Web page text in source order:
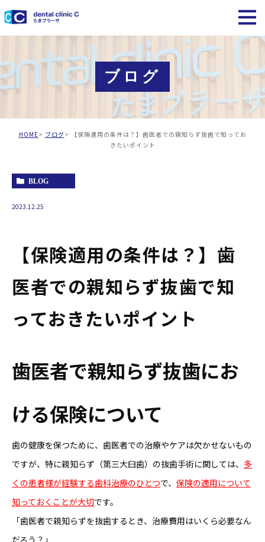
ブログ
HOME ブログ
【保険適用の条件は？】歯医者での親知らず抜歯で知ってお
きたいポイント
BLOG
2023.12.25
【保険適用の条件は？】歯
医者での親知らず抜歯で知
っておきたいポイント
歯医者で親知らず抜歯にお
ける保険について
歯の健康を保つために、歯医者での治療やケアは欠かせないもの
ですが、特に親知らず（第三大臼歯）の抜歯手術に関しては、 多
くの患者様が経験する歯科治療のひとつで、 保険の適用について
知っておくことが大切です。
「歯医者で親知らずを抜歯するとき、治療費用はいくら必要なん
だろう？」